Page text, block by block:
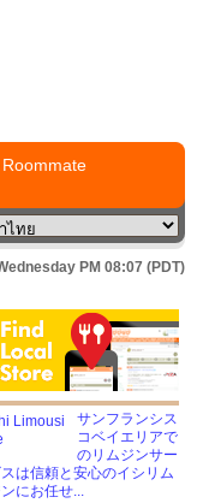
Roommate
PM 08:07 (PDT)
サンフランシス
コベイエリアで
のリムジンサー
スは信頼と安心のイシリム
にお任せ...